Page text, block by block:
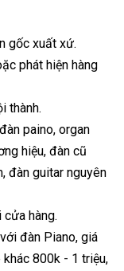
gốc xuất xứ.
phát hiện hàng
thành.
paino, organ
hiệu, đàn cũ
đàn guitar nguyên
hàng.
đàn Piano, giá
800k - 1 triệu,